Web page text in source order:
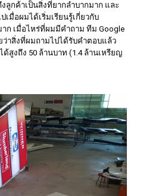
ลูกค้าเป็นสิ่งที่ยากลำบากมาก และ
มื่อผมได้เริ่มเรียนรู้เกี่ยวกับ
ก เมื่อไหร่ที่ผมมีคำถาม ทีม Google
าสิ่งที่ผมถามไปได้รับคำตอบแล้ว
สูงถึง 50 ล้านบาท (1.4 ล้านเหรียญ